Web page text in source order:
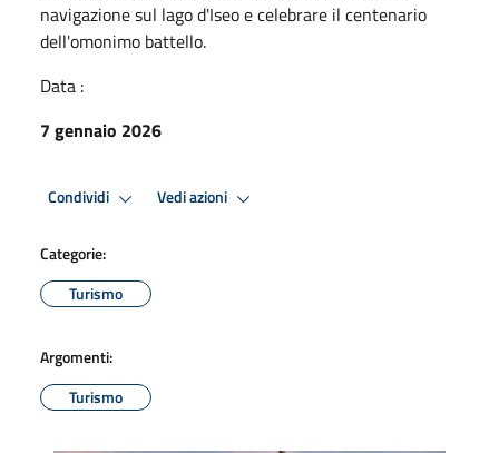
navigazione sul lago d'Iseo e celebrare il centenario
dell'omonimo battello.
Data :
7 gennaio 2026
Condividi Vedi azioni
Categorie:
Turismo
Argomenti:
Turismo